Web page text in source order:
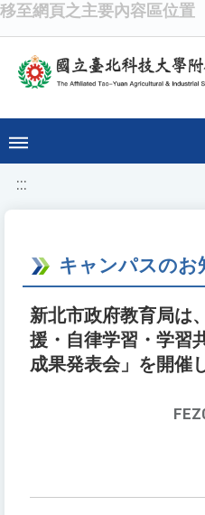
移至網頁之主要內容區位置
:::
キャンパスのお
新北市政府教育局は
援・自律学習・学習
成果発表会」を開催